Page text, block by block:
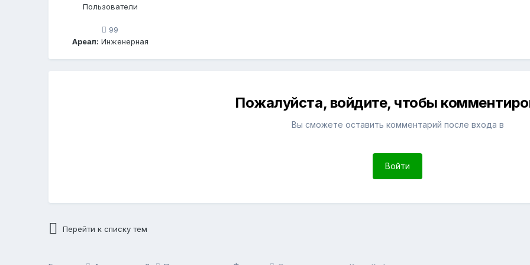
Пользователи
99
Ареал: Инженерная
Пожалуйста, войдите, чтобы
Вы сможете оставить комментарий после входа в
Войти
Перейти к списку тем